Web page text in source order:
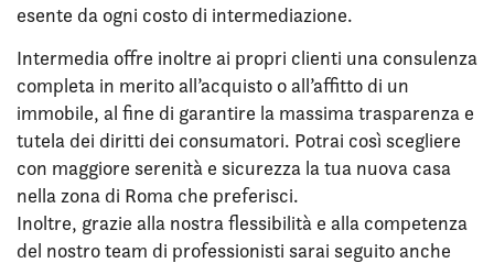
esente da ogni costo di intermediazione.
Intermedia offre inoltre ai propri clienti una consulenza
completa in merito all’acquisto o all’affitto di un
immobile, al fine di garantire la massima trasparenza e
tutela dei diritti dei consumatori. Potrai così scegliere
con maggiore serenità e sicurezza la tua nuova casa
nella zona di Roma che preferisci.
Inoltre, grazie alla nostra flessibilità e alla competenza
del nostro team di professionisti sarai seguito anche